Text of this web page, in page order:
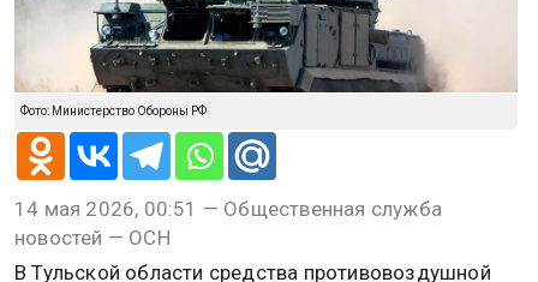
Фото: Министерство Обороны РФ
14 мая 2026, 00:51 — Общественная служба
новостей — ОСН
В Тульской области средства противовоздушной